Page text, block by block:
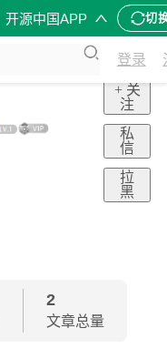
开源中国APP 切
登录
+ 关
注
私
信
拉
黑
2
文章总量